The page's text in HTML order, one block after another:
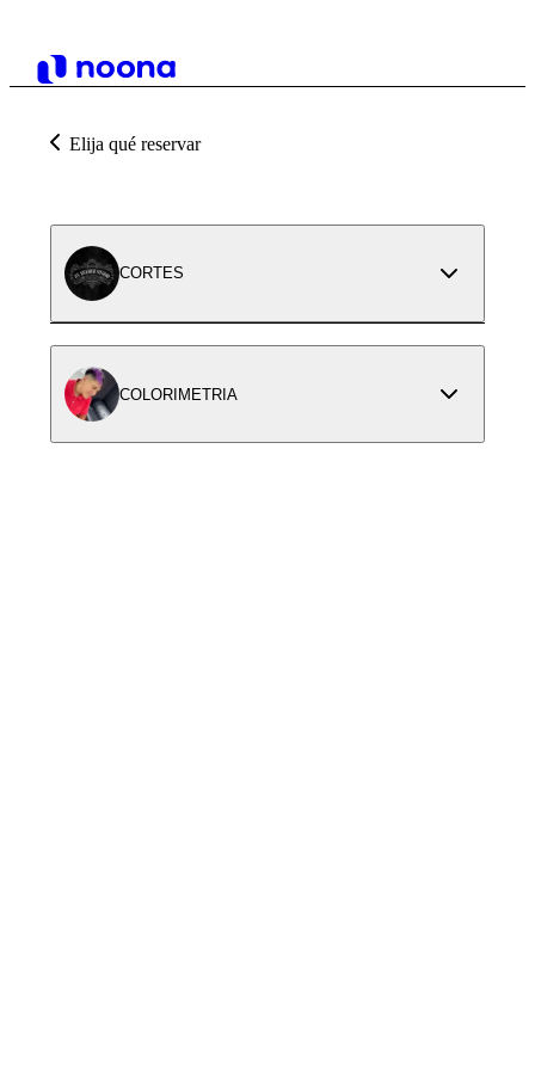
Elija qué reservar
CORTES
COLORIMETRIA